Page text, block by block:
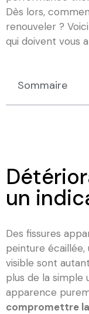
Dès lors,
renouveler ?
qui doivent vous
Sommaire
un
Des fissures
peinture
visible sont
plus de la simple
apparence
compromettre